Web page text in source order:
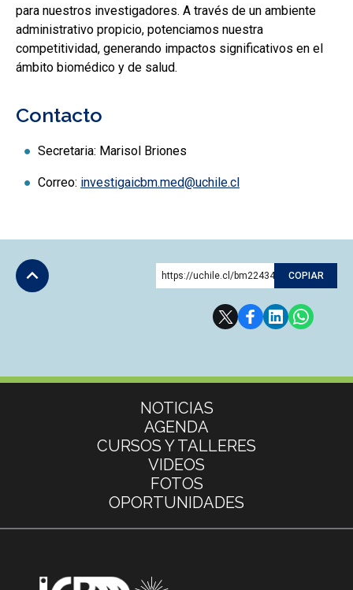
para nuestros investigadores. A través de un ambiente
administrativo propicio, potenciamos nuestra
competitividad, generando impactos significativos en el
ámbito biomédico y de salud.
Contacto
Secretaria: Marisol Briones
Correo: investigaicbm.med@uchile.cl
https://uchile.cl/bm224341 COPIAR
NOTICIAS
AGENDA
CURSOS Y TALLERES
VIDEOS
FOTOS
OPORTUNIDADES